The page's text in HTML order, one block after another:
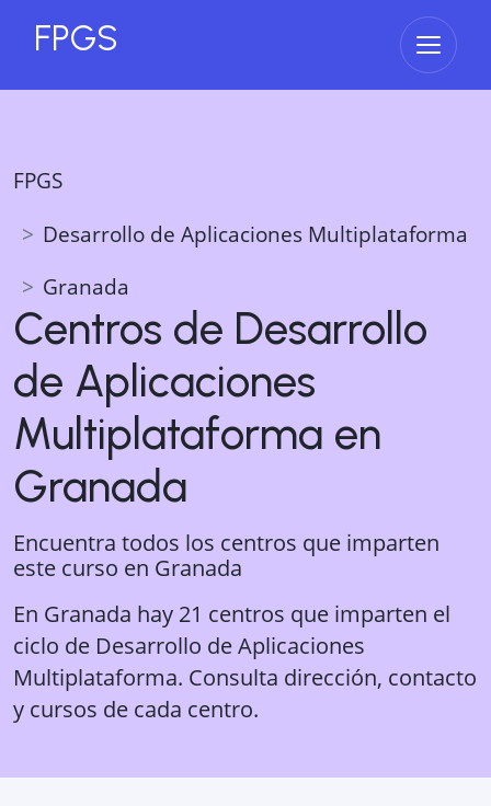
FPGS Abrir
FPGS
Desarrollo de Aplicaciones Multiplataforma
Granada
Centros de Desarrollo
de Aplicaciones
Multiplataforma en
Granada
Encuentra todos los centros que imparten
este curso en Granada
En Granada hay 21 centros que imparten el
ciclo de Desarrollo de Aplicaciones
Multiplataforma. Consulta dirección, contacto
y cursos de cada centro.